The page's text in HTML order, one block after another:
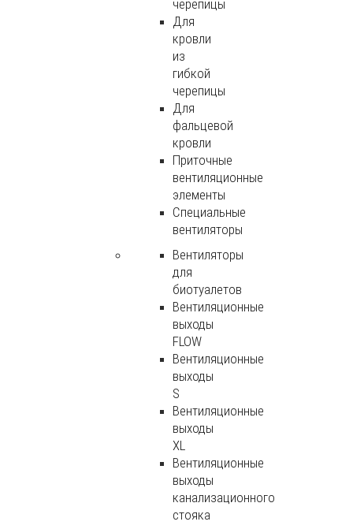
черепицы
Для
кровли
из
гибкой
черепицы
Для
фальцевой
кровли
Приточные
вентиляционные
элементы
Специальные
вентиляторы
Вентиляторы
для
биотуалетов
Вентиляционные
выходы
FLOW
Вентиляционные
выходы
S
Вентиляционные
выходы
XL
Вентиляционные
выходы
канализационного
стояка